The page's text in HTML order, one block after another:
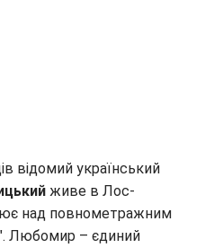
відомий український
живе в Лос-
над повнометражним
Любомир – єдиний